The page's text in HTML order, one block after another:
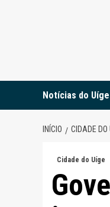
Notícias do Uíge
INÍCIO CIDADE DO
Cidade do Uíge